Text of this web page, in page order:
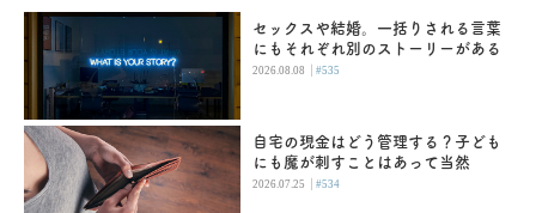
セックスや結婚。一括りされる言葉
にもそれぞれ別のストーリーがある
2026.08.08 |#535
自宅の現金はどう管理する？子ども
にも魔が刺すことはあって当然
2026.07.25 |#534